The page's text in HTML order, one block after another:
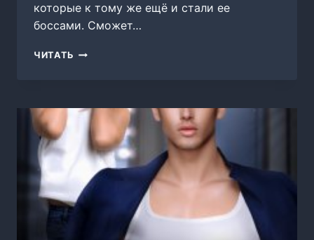
которые к тому же ещё и стали ее
боссами. Сможет…
ЧИТАТЬ КОНФЕТКА